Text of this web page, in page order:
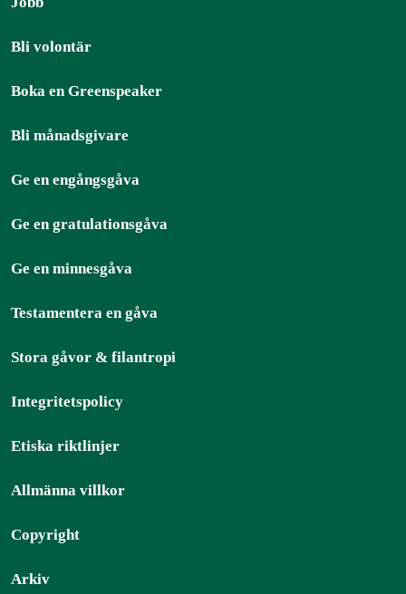
Bli volontär
Boka en Greenspeaker
Bli månadsgivare
Ge en engångsgåva
Ge en gratulationsgåva
Ge en minnesgåva
Testamentera en gåva
Stora gåvor & filantropi
Integritetspolicy
Etiska riktlinjer
Allmänna villkor
Copyright
Arkiv